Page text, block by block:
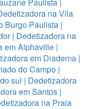
na Vila
Burgo Paulista |
| Dedetizadora na
em Alphaville |
em Diadema|
do Campo |
sul | Dedetizadora
em Santos|
na Praia